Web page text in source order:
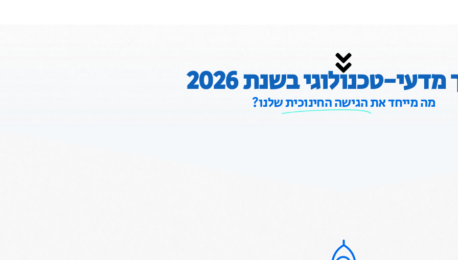
מדעי-טכנולוגי בשנת 2026
מה מייחד אתהגישה החינוכיתשלנו?